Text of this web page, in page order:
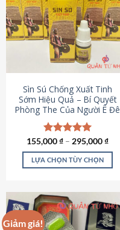
Sìn Sú Chống Xuất Tinh
Sớm Hiệu Quả – Bí Quyết
Phòng The Của Người Ê Đê
Được xếp
hạng4.95
5 sao
155,000₫ – 295,000₫
LỰA CHỌN TÙY CHỌN
này
có
nhiều
Giảm giá!